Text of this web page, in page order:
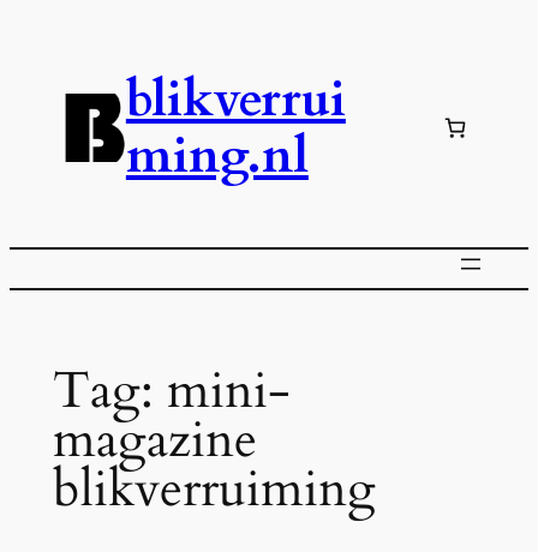
blikverrui
ming.nl
Tag: mini-
magazine
blikverruiming